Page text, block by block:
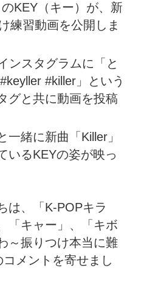
KEY（キー）が、新
練習動画を公開しま
ンスタグラムに「と
#killer」という
グと共に動画を投稿
緒に新曲「Killer」
いるKEYの姿が映っ
は、「K-POPキラ
「キャー」、「キボ
～振りつけ本当に難
メントを寄せまし